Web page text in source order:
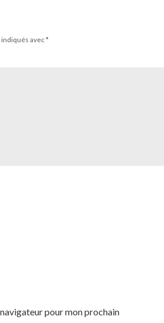
avec*
pour mon prochain